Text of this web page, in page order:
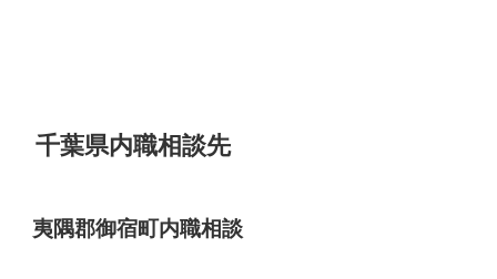
千葉県内職相談先
夷隅郡御宿町内職相談